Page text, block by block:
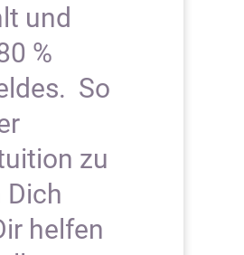
und
%
So
zu
Dich
helfen